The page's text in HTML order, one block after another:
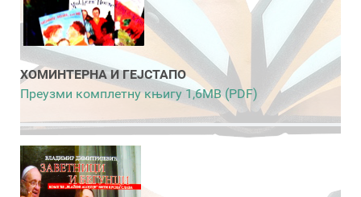
ХОМИНТЕРНА И ГЕЈСТАПО
Преузми комплетну књигу 1,6MB (PDF)